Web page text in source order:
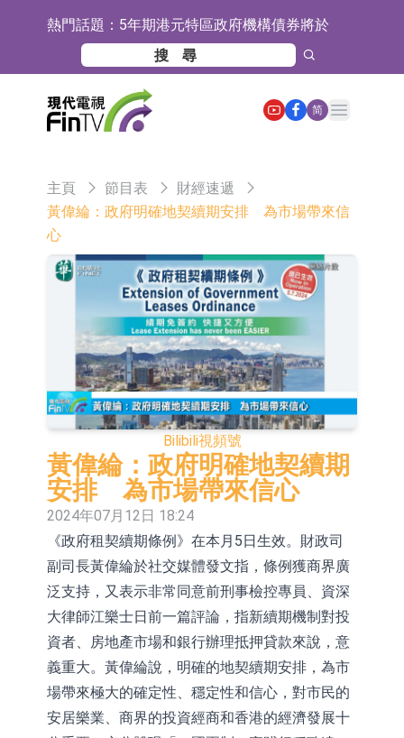
熱門話題： 5年期港元特區政府機構債券將於
2026年8月12日透過重開進行投標
1年期港元隔夜平均指數掛鉤債券將
於2026年8月12日進行投標
香港證監會就中國糖果前高管的失當
行為取得13年取消資格令
【異動股】港股跌幅榜前十，融信中
團(02215.HK)跌35.71%
統工程股權(02902.HK)漲+218.75%，
地緯智能：暫未開展對外的語料商業
PCB、電子元器件等電子及機械產業
鏈一站式研發智造服務
工信部：鼓勵民爆企業依法依規實施
重組整合
工信部：到2030年形成3-5家具有較
強國際運營能力的大型民爆企業集團
因美納：首批由中國生產製造基地生
產的本土化產品完成客戶交付
魯陽節能：公司汽車襯墊 CCMAX、
E2K、HBD系列產品已實現量產銷售
日韓股市收盤雙雙下挫
北京君正：預計後續仍將主要採用季
度調價的模式
【異動股】汽車整車板塊下挫，北汽
藍谷(600733.CN)跌6.38%
【異動股】港股漲幅榜前十，生物係
統工程股權(02902.HK)漲+231.25%，
中國智能健康(00348.HK)漲+133.33%
【異動股】鎢板塊拉升，中鎢高新
(000657.CN)漲7.24%
【異動股】昨日打二板以上表現板塊
拉升，欣天科技(300615.CN)漲
19.97%
【異動股】港股跌幅榜前十，天瑞汽
車内飾(06162.HK)跌18.00%，德信服
務集團(02215.HK)跌16.33%
和光智成完成天使輪數千萬融資
10年期港元特區政府機構債券將於
简
Open main menu
主頁 節目表
財經速遞
黃偉綸：政府明確地契續期安排 為市場帶來信
心
Bilibili視頻號
黃偉綸：政府明確地契續期
安排 為市場帶來信心
2024年07月12日 18:24
《政府租契續期條例》在本月5日生效。財政司
副司長黃偉綸於社交媒體發文指，條例獲商界廣
泛支持，又表示非常同意前刑事檢控專員、資深
大律師江樂士日前一篇評論，指新續期機制對投
資者、房地產市場和銀行辦理抵押貸款來說，意
義重大。黃偉綸說，明確的地契續期安排，為市
場帶來極大的確定性、穩定性和信心，對市民的
安居樂業、商界的投資經商和香港的經濟發展十